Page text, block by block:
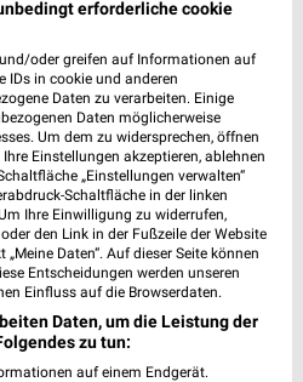
in Hemmingen
in Seevetal
erforderliche cookie
oder greifen auf Informationen auf
IDs in cookie und anderen
Daten zu verarbeiten. Einige
Daten möglicherweise
Um dem zu widersprechen, öffnen
Ihre Einstellungen akzeptieren, ablehnen
„Einstellungen verwalten“
Schaltfläche in der linken
Ihre Einwilligung zu widerrufen,
den Link in der Fußzeile der Website
Daten“. Auf dieser Seite können
Entscheidungen werden unseren
Einfluss auf die Browserdaten.
Daten, um die Leistung der
zu tun:
auf einem Endgerät.